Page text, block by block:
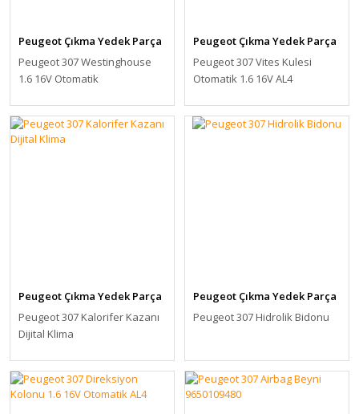
Peugeot Çıkma Yedek Parça
Peugeot 307 Westinghouse
1.6 16V Otomatik
Peugeot Çıkma Yedek Parça
Peugeot 307 Vites Kulesi
Otomatik 1.6 16V AL4
Peugeot Çıkma Yedek Parça
Peugeot 307 Kalorifer Kazanı
Dijital Klima
Peugeot Çıkma Yedek Parça
Peugeot 307 Hidrolik Bidonu